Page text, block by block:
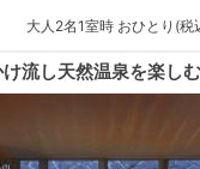
大人 2名1室時 おひとり(税
流し天然温泉を楽し